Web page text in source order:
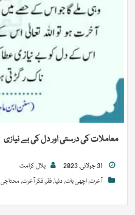
معاملات کی درستی اور دل کی بے نیازی
بلال کرامت
آخرت,اچھی بات,دنیا,فقر,فکر آخرت,محتاجی